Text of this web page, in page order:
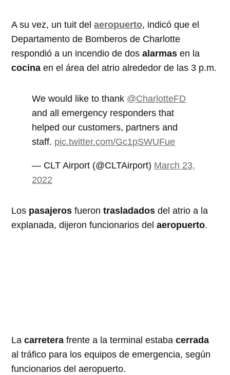
A su vez, un tuit delaeropuerto, indicó que el
Departamento de Bomberos de Charlotte
respondió a un incendio de dosalarmas en la
cocina en el área del atrio alrededor de las 3 p.m.
We would like to thank @CharlotteFD
and all emergency responders that
helped our customers, partners and
staff. pic.twitter.com/Gc1pSWUFue
— CLT Airport (@CLTAirport) March 23,
2022
Los pasajeros fuerontrasladados del atrio a la
explanada, dijeron funcionarios delaeropuerto.
Lacarretera frente a la terminal estabacerrada
al tráfico para los equipos de emergencia, según
funcionarios del aeropuerto.